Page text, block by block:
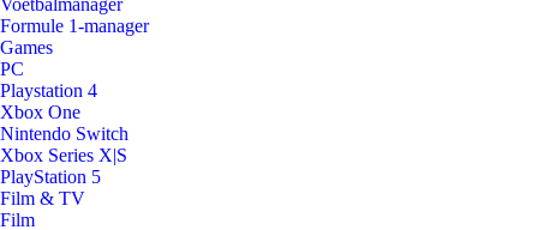
Voetbalmanager
Formule 1-manager
Games
PC
Playstation 4
Xbox One
Nintendo Switch
Xbox Series X|S
PlayStation 5
Film & TV
Film